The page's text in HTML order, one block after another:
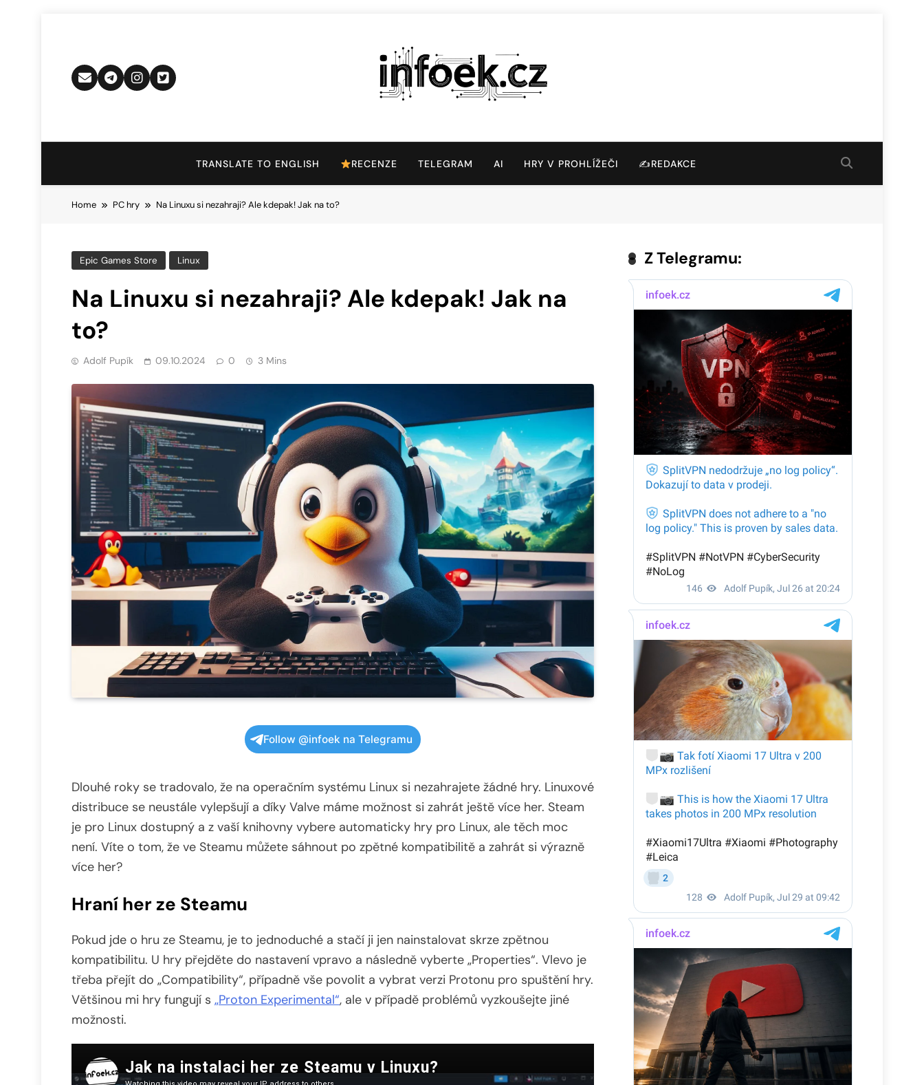
Infoek.cz
TRANSLATE TO ENGLISH RECENZE TELEGRAM AI HRY V PROHLÍŽEČI ✍️REDAKCE
Home PC hry Na Linuxu si nezahraji? Ale kdepak! Jak na to?
Epic Games Store Linux
Na Linuxu si nezahraji? Ale kdepak! Jak na
to?
Adolf Pupík 09.10.2024 0 3 Mins
Follow @infoek na Telegramu
Dlouhé roky se tradovalo, že na operačním systému Linux si nezahrajete žádné hry. Linuxové
distribuce se neustále vylepšují a díky Valve máme možnost si zahrát ještě více her. Steam
je pro Linux dostupný a z vaší knihovny vybere automaticky hry pro Linux, ale těch moc
není. Víte o tom, že ve Steamu můžete sáhnout po zpětné kompatibilitě a zahrát si výrazně
více her?
Hraní her ze Steamu
Pokud jde o hru ze Steamu, je to jednoduché a stačí ji jen nainstalovat skrze zpětnou
kompatibilitu. U hry přejděte do nastavení vpravo a následně vyberte „Properties“. Vlevo je
třeba přejít do „Compatibility“, případně vše povolit a vybrat verzi Protonu pro spuštění hry.
Většinou mi hry fungují s „Proton Experimental“, ale v případě problémů vyzkoušejte jiné
možnosti.
Z Telegramu: